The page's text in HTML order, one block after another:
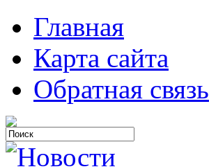
Главная
Карта сайта
Обратная связь